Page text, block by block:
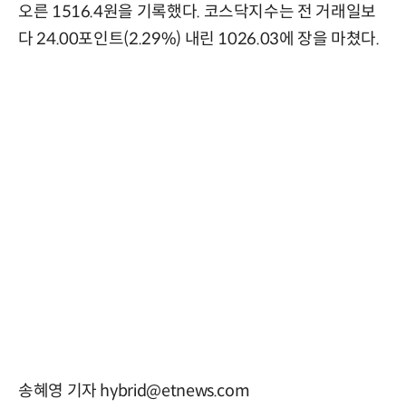
오른 1516.4원을 기록했다. 코스닥지수는 전 거래일보
다 24.00포인트(2.29%) 내린 1026.03에 장을 마쳤다.
송혜영 기자 hybrid@etnews.com